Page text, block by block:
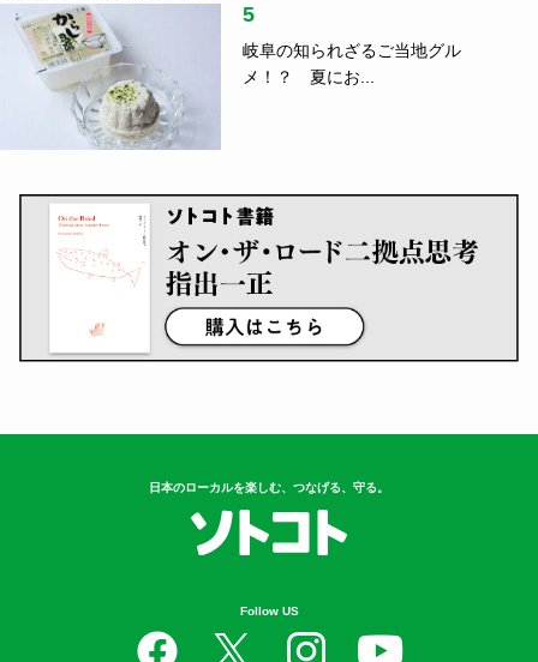
5
岐阜の知られざるご当地グル
メ！？ 夏にお...
日本のローカルを楽しむ、つなげる、守る。
Follow US